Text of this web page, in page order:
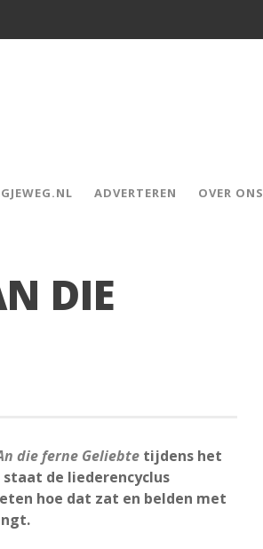
ADVERTEREN OVER ONS
DIE
die ferne Geliebte tijdens het
de liederencyclus
hoe dat zat en belden met